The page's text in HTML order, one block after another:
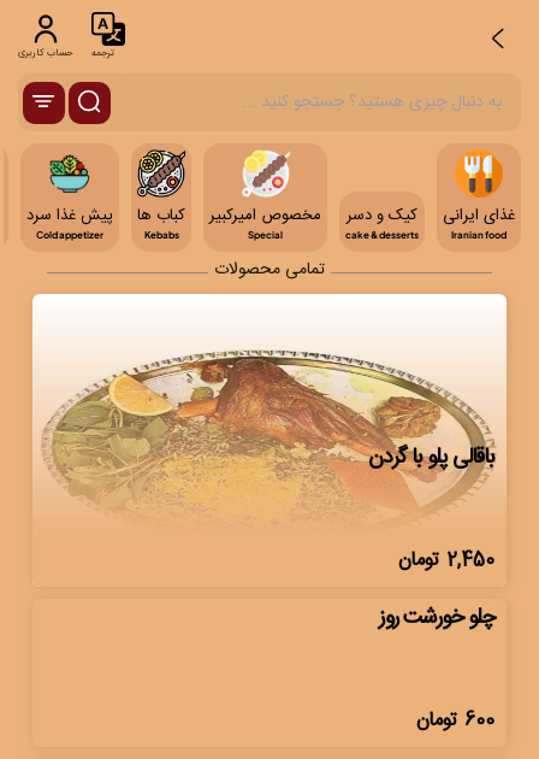
حساب کاربری ترجمه
غذای ایرانی
Iranian food
کیک و دسر
cake & desserts
مخصوص امیرکبیر
Special
کباب ها
Kebabs
پیش غذا سرد
Cold appetizer
تمامی محصولات
باقالی پلو با گردن
2,450 تومان
چلو خورشت روز
600 تومان